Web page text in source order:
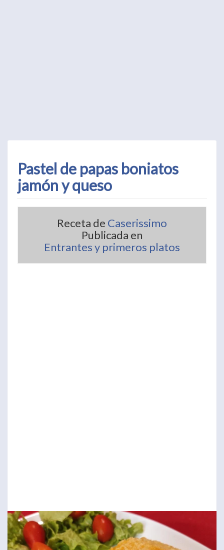
Pastel de papas boniatos
jamón y queso
Receta de Caserissimo
Publicada en
Entrantes y primeros platos